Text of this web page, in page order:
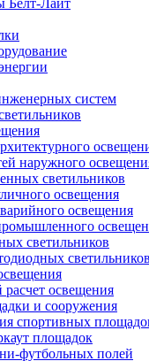
Белт-Лайт
систем
наружного
светильников
освещения
освещения
светильников
светильников
освещения
и сооружения
спортивных
площадок
футбольных полей